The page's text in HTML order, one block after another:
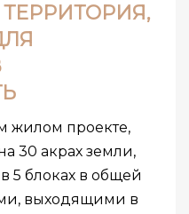
жилом проекте,
30 акрах земли,
5 блоках в общей
выходящими в